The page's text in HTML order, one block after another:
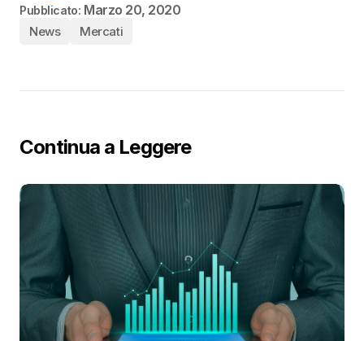
Pubblicato: Marzo 20, 2020
News Mercati
Continua a Leggere